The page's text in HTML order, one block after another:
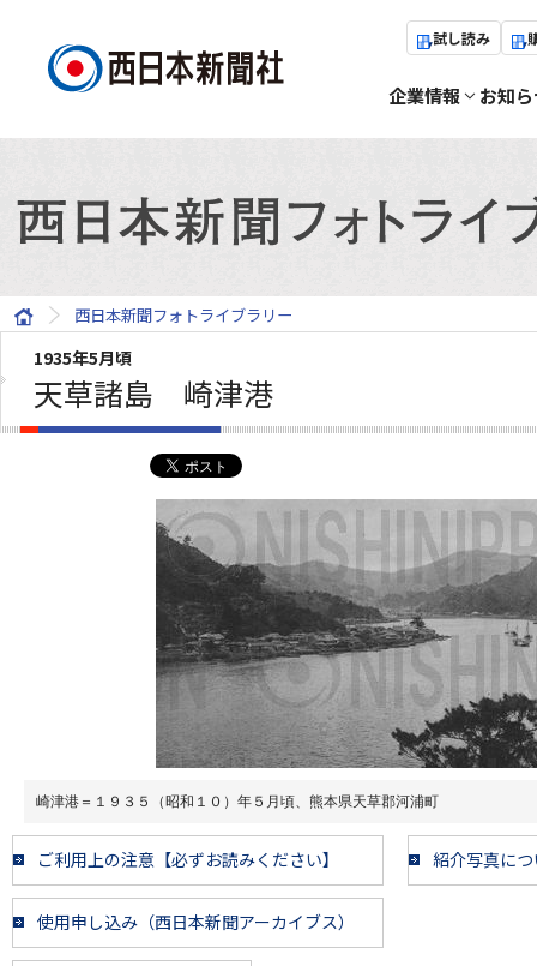
試し読み
企業情報 お知
西日本新聞フォトライブラリー
1935年5月頃
天草諸島 崎津港
崎津港＝１９３５（昭和１０）年５月頃、熊本県天草郡河浦町
ご利用上の注意【必ずお読みください】 紹介写真に
使用申し込み（西日本新聞アーカイブス）